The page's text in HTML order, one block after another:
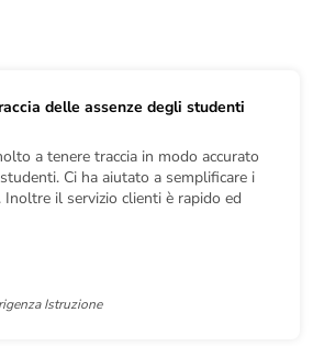
delle assenze degli studenti
a tenere traccia in modo accurato
Ci ha aiutato a semplificare i
Inoltre il servizio clienti è rapido ed
Istruzione